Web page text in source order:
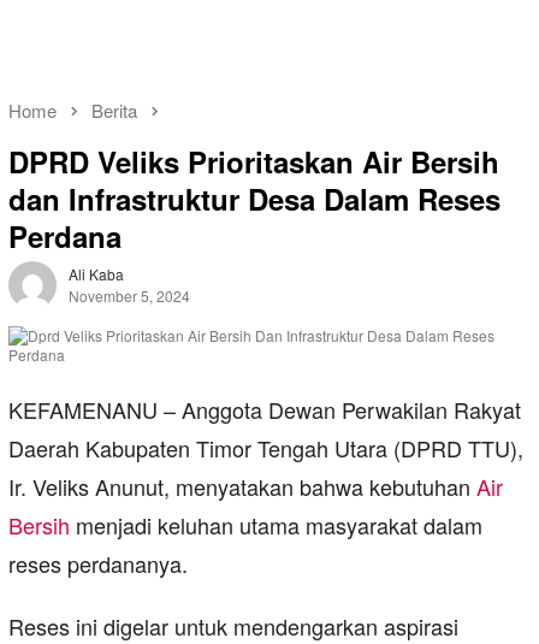
Home Berita
DPRD Veliks Prioritaskan Air Bersih
dan Infrastruktur Desa Dalam Reses
Perdana
Ali Kaba
November 5, 2024
KEFAMENANU – Anggota Dewan Perwakilan Rakyat
Daerah Kabupaten Timor Tengah Utara (DPRD TTU),
Ir. Veliks Anunut, menyatakan bahwa kebutuhan Air
Bersih menjadi keluhan utama masyarakat dalam
reses perdananya.
Reses ini digelar untuk mendengarkan aspirasi